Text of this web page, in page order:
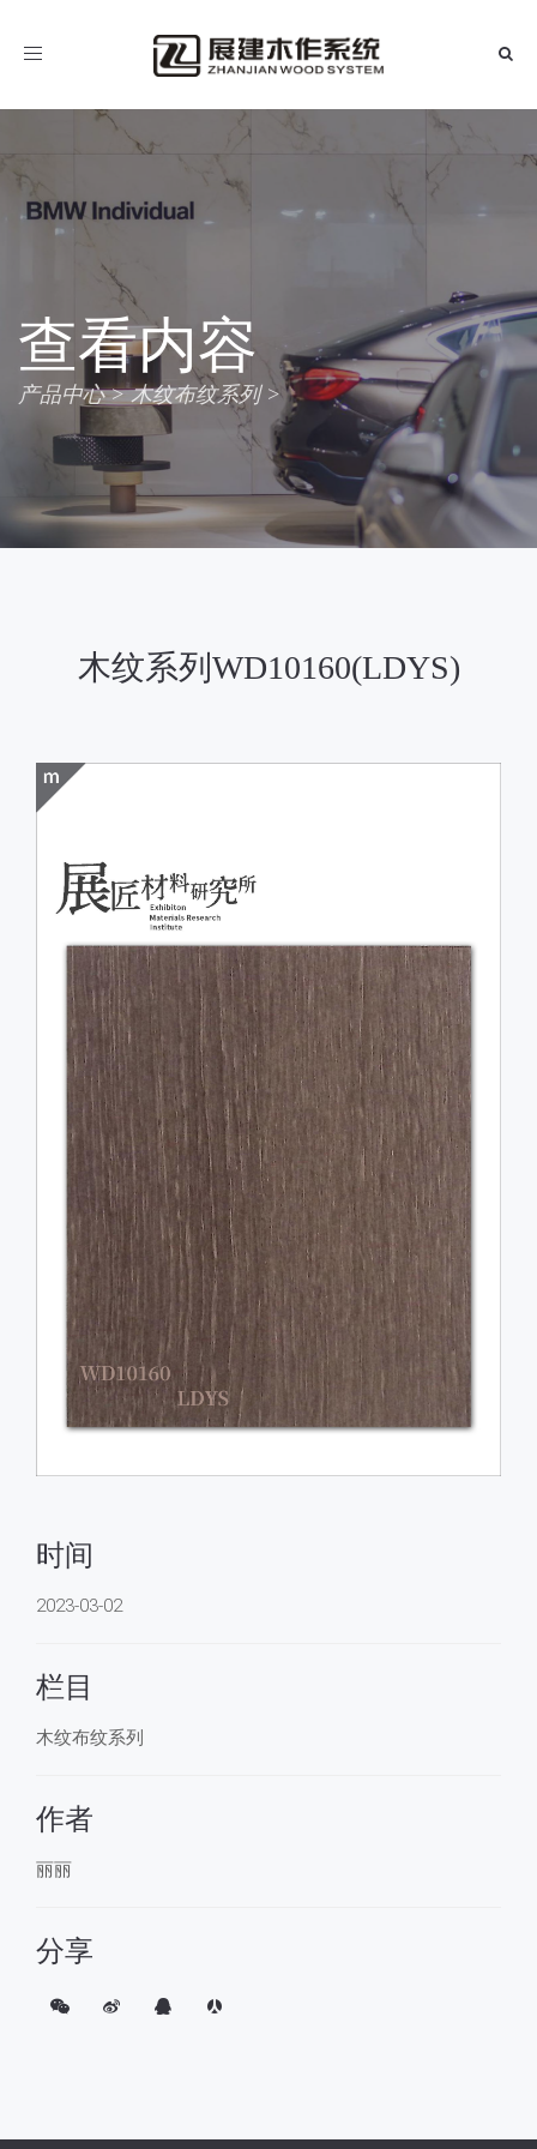
导
查看内容
产品中心>木纹布纹系列>
木纹系列WD10160(LDYS)
时间
2023-03-02
栏目
木纹布纹系列
作者
丽丽
分享